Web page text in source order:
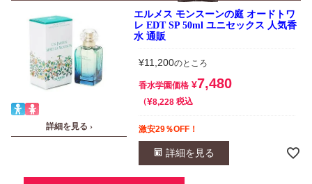
詳細を見る ›
エルメス モンスーンの庭 オードトワ
レ EDT SP 50ml ユニセックス 人気香
水 通販
¥11,200のところ
香水学園価格 ¥7,480
¥8,228 税込
激安29％OFF！
詳細を見る